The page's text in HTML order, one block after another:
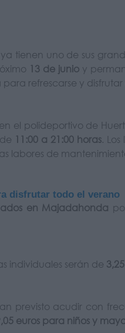
ya tienen uno de sus
13 de junioy
refrescarse y
en el polideportivo de
11:00 a 21:00 horas.
labores de
disfrutar todo el verano
en Majadahonda
individuales serán de
previsto acudir con
euros para niños y